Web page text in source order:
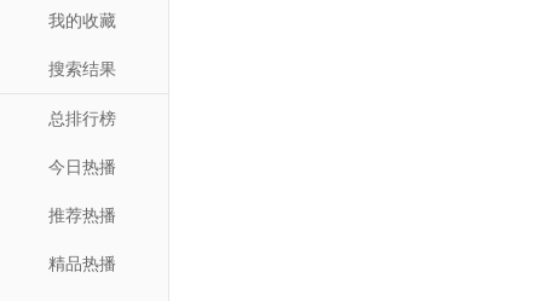
我的收藏
搜索结果
总排行榜
今日热播
推荐热播
精品热播